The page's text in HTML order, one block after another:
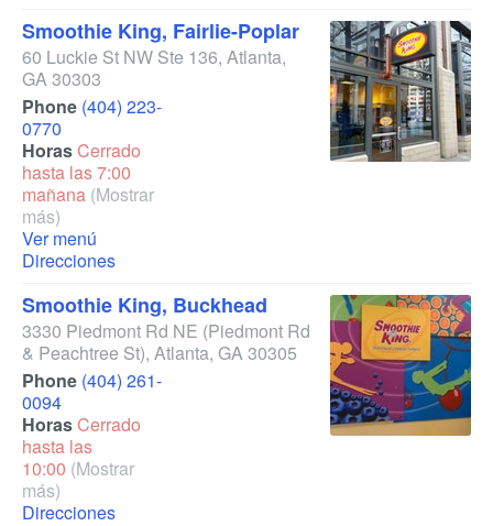
Smoothie King, Fairlie-Poplar
60 Luckie St NW Ste 136, Atlanta,
GA30303
Phone (404) 223-
0770
HorasCerrado
hasta las 7:00
mañana (Mostrar
más)
Ver menú
Direcciones
Smoothie King, Buckhead
3330 Piedmont Rd NE (Piedmont Rd
& Peachtree St), Atlanta, GA30305
Phone (404) 261-
0094
HorasCerrado
hasta las
10:00 (Mostrar
más)
Direcciones